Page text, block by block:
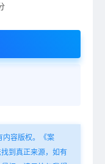
内容版权。《案
到真正来源，如有